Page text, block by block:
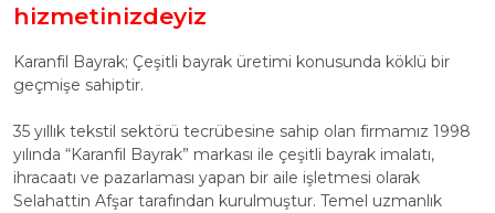
hizmetinizdeyiz
Karanfil Bayrak; Çeşitli bayrak üretimi konusunda köklü bir
geçmişe sahiptir.
35 yıllık tekstil sektörü tecrübesine sahip olan firmamız 1998
yılında “Karanfil Bayrak” markası ile çeşitli bayrak imalatı,
ihracaatı ve pazarlaması yapan bir aile işletmesi olarak
Selahattin Afşar tarafından kurulmuştur. Temel uzmanlık